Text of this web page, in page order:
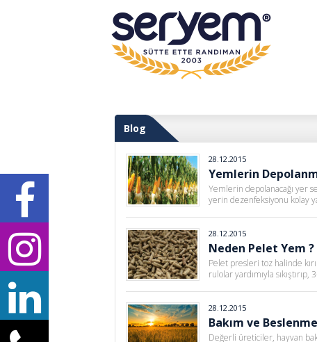
Blog
28.12.2015
Yemlerin
Yemlerin depolanacağı yer
yerin dezenfeksiyonu kolay
28.12.2015
Neden Pelet Yem ?
Pelet presleri toz halinde
rulolar yardımıyla
28.12.2015
Bakım ve Beslenme
Değerli üreticiler, hayvan